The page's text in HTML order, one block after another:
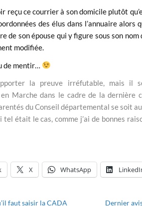
reçu ce courrier à son domicile plutôt
des élus dans l’annuaire alors
de son épouse qui y figure sous son
modifiée.
de mentir…
la preuve irréfutable, mais il
Marche dans le cadre de la dernière
du Conseil départemental se soit
tel était le cas, comme j’ai de bonnes
X WhatsApp
faut saisir la CADA
Dernier